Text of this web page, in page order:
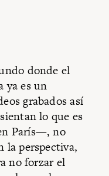
donde el
ya es un
grabados así
lo que es
París—, no
la perspectiva,
no forzar el